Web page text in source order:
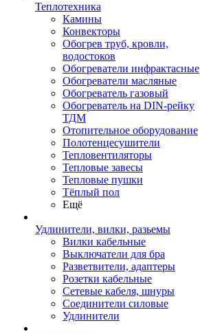
Теплотехника
Камины
Конвекторы
Обогрев труб, кровли,
водостоков
Обогреватели инфрактасные
Обогреватели масляные
Обогреватель газовый
Обогреватель на DIN-рейку
ТДМ
Отопительное оборудование
Полотенцесушители
Тепловентиляторы
Тепловые завесы
Тепловые пушки
Тёплый пол
Ещё
Удлинители, вилки, разьемы
Вилки кабельные
Выключатели для бра
Разветвители, адаптеры
Розетки кабельные
Сетевые кабеля, шнуры
Соединители силовые
Удлинители